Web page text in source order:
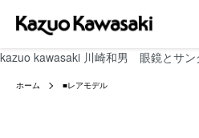
kazuo kawasaki 川崎和男 眼鏡とサン
ホーム ■レアモデル